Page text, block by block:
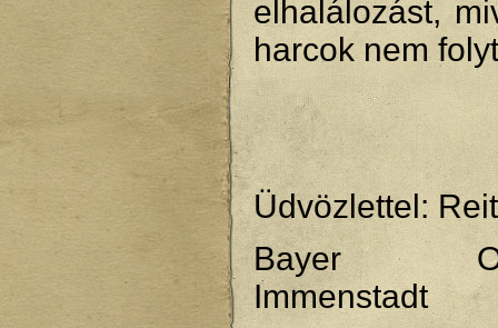
elhalálozást,
harcok nem
Üdvözlettel:
Bayer
Immenstadt